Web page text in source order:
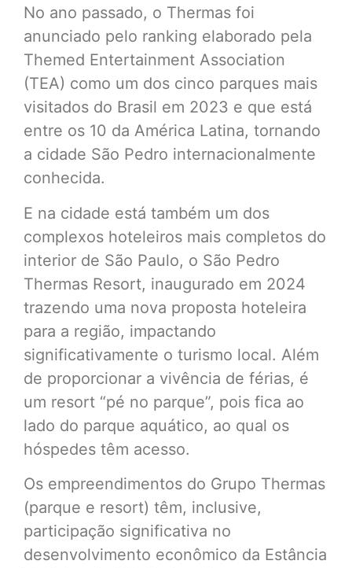
No ano passado, o Thermas foi
anunciado pelo ranking elaborado pela
Themed Entertainment Association
(TEA) como um dos cinco parques mais
visitados do Brasil em 2023 e que está
entre os 10 da América Latina, tornando
a cidade São Pedro internacionalmente
conhecida.
E na cidade está também um dos
complexos hoteleiros mais completos do
interior de São Paulo, o São Pedro
Thermas Resort, inaugurado em 2024
trazendo uma nova proposta hoteleira
para a região, impactando
significativamente o turismo local. Além
de proporcionar a vivência de férias, é
um resort “pé no parque”, pois fica ao
lado do parque aquático, ao qual os
hóspedes têm acesso.
Os empreendimentos do Grupo Thermas
(parque e resort) têm, inclusive,
participação significativa no
desenvolvimento econômico da Estância